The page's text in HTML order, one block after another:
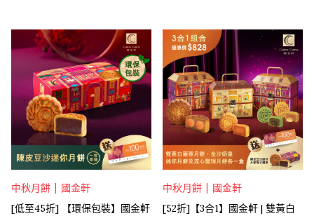
中秋月餅 | 國金軒
[低至45折] 【環保包裝】國金軒
中秋月餅 | 國金軒
[52折]【3合1】國金軒 | 雙黃白